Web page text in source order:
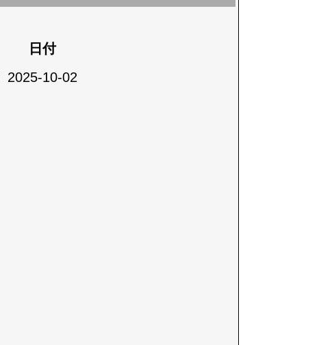
日付
2025-10-02